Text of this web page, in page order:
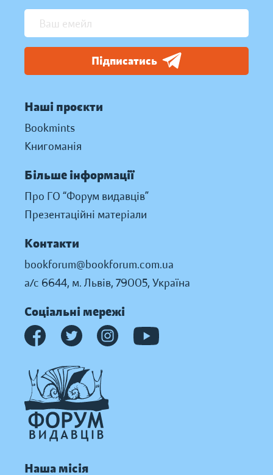
Підписатись
Наші проєкти
Bookmints
Книгоманія
Більше інформації
Про ГО “Форум видавців”
Презентаційні матеріали
Контакти
bookforum@bookforum.com.ua
а/с 6644, м. Львів, 79005, Україна
Соціальні мережі
Наша місія